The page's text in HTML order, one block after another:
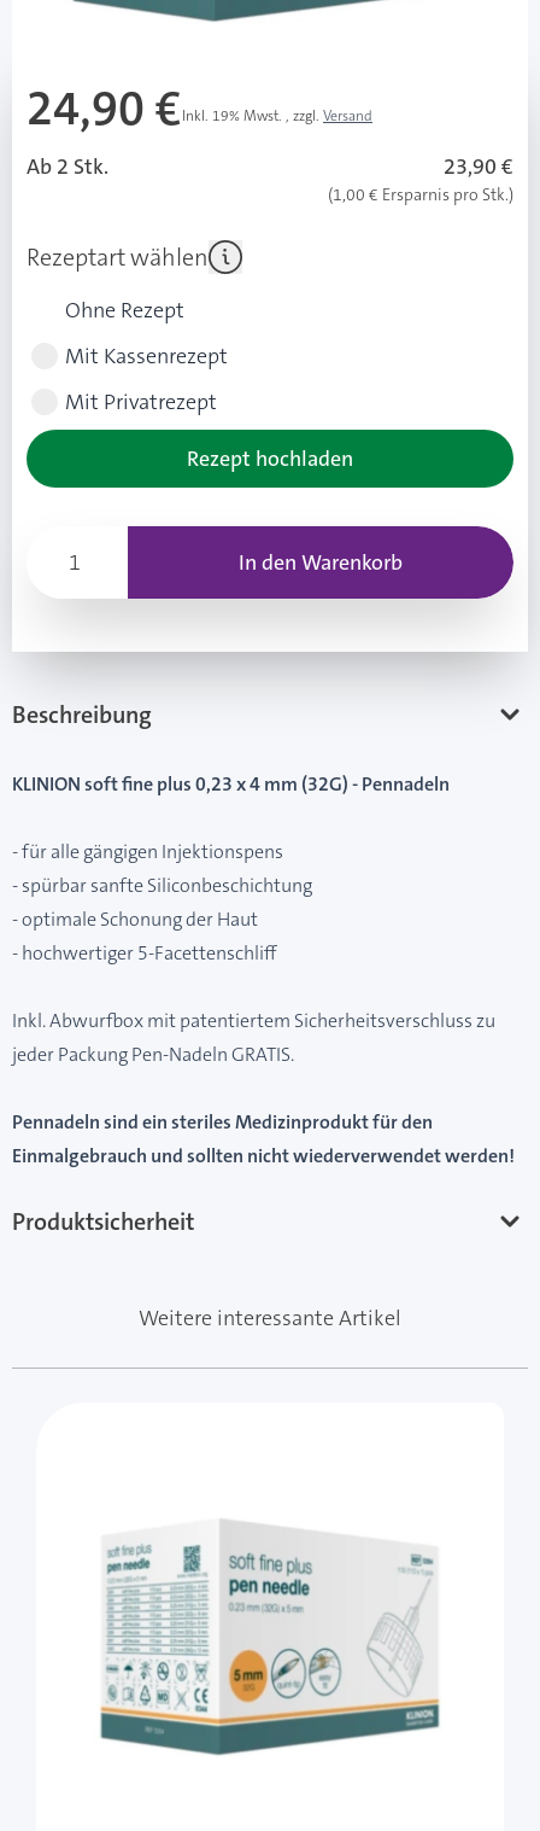
Mehr über das Produkt
24,90 €Inkl. 19% Mwst. , zzgl. Versand
Ab 2 Stk. 23,90 €
(1,00 € Ersparnis pro Stk.)
Rezeptart wählen
Ohne Rezept
Mit Kassenrezept
Mit Privatrezept
Rezept hochladen
In den Warenkorb
Beschreibung
KLINION soft fine plus 0,23 x 4 mm (32G) - Pennadeln
- für alle gängigen Injektionspens
- spürbar sanfte Siliconbeschichtung
- optimale Schonung der Haut
- hochwertiger 5-Facettenschliff
Inkl. Abwurfbox mit patentiertem Sicherheitsverschluss zu
jeder Packung Pen-Nadeln GRATIS.
Pennadeln sind ein steriles Medizinprodukt für den
Einmalgebrauch und sollten nicht wiederverwendet werden!
Produktsicherheit
Weitere interessante Artikel